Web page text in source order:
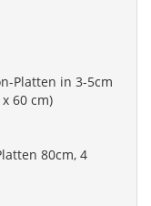
Platten in 3-5cm
60 cm)
80cm, 4